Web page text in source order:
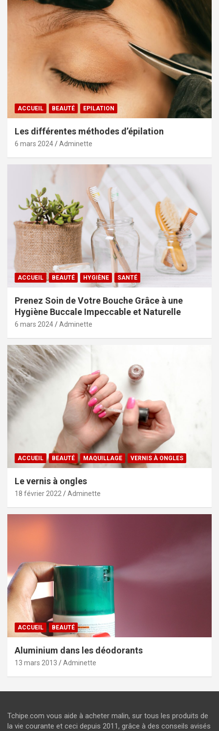
ACCUEIL BEAUTÉ EPILATION
Les différentes méthodes d’épilation
6 mars 2024 Adminette
ACCUEIL BEAUTÉ HYGIÈNE SANTÉ
Prenez Soin de Votre Bouche Grâce à une
Hygiène Buccale Impeccable et Naturelle
6 mars 2024 Adminette
ACCUEIL BEAUTÉ MAQUILLAGE VERNIS À ONGLES
Le vernis à ongles
18 février 2022 Adminette
ACCUEIL BEAUTÉ
Aluminium dans les déodorants
13 mars 2013 Adminette
Tchipe.com vous aide à acheter malin, sur tous les produits de
la vie courante et ceci depuis 2011, grâce à des conseils avisés